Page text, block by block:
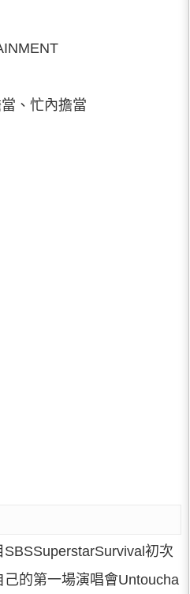
、忙內擔當
初次
的第一場演唱會Untoucha